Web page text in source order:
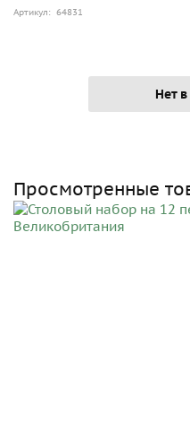
Артикул: 64831
Нет
Просмотренные